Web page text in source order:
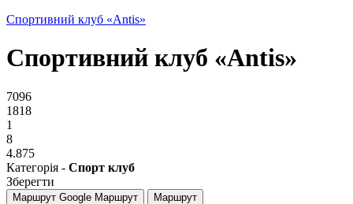
Спортивний клуб «Antis»
Спортивний клуб «Antis»
7096
1818
1
8
4.875
Категорія - Спорт клуб
Зберегти
Маршрут Google Маршрут Маршрут